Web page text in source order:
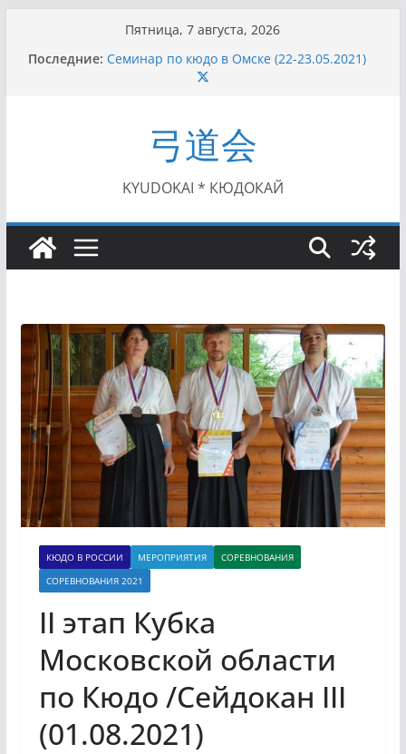
содержимому
Пятница, 7 августа, 2026
Последние: Семинар по кюдо в Омске (22-23.05.2021)
Чемпионат Росcии, Дёмино (2-5.09.2021)
II Кубок Посла Японии в России по Кюдо,
Орёл (25.07.2021)
I этап Кубка Московской области по Кюдо /
Сейдокан II (27.06.2021)
弓道会
KYUDOKAI * КЮДОКАЙ
КЮДО В РОССИИ МЕРОПРИЯТИЯ
СОРЕВНОВАНИЯ
СОРЕВНОВАНИЯ 2021
II этап Кубка
Московской области
по Кюдо /Сейдокан III
(01.08.2021)